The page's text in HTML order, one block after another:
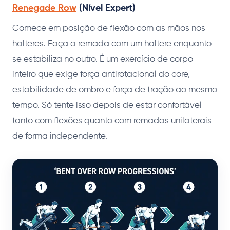
Renegade Row (Nível Expert)
Comece em posição de flexão com as mãos nos
halteres. Faça a remada com um haltere enquanto
se estabiliza no outro. É um exercício de corpo
inteiro que exige força antirotacional do core,
estabilidade de ombro e força de tração ao mesmo
tempo. Só tente isso depois de estar confortável
tanto com flexões quanto com remadas unilaterais
de forma independente.